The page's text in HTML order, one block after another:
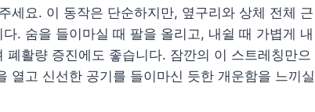
세요. 이 동작은 단순하지만, 옆구리와 상체 전체 근
. 숨을 들이마실 때 팔을 올리고, 내쉴 때 가볍게 내
활량 증진에도 좋습니다. 잠깐의 이 스트레칭만으
열고 신선한 공기를 들이마신 듯한 개운함을 느끼실